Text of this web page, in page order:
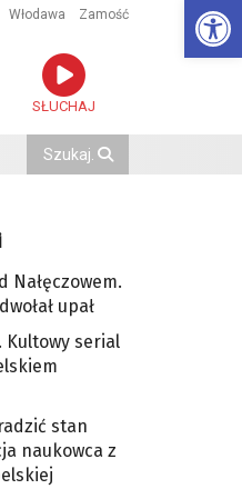
Włodawa Zamość
SŁUCHAJ
Nałęczowem.
upał
Kultowy serial
stan
naukowca z